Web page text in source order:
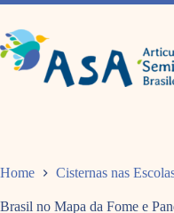
Pular
o
conteúdo
Home Cisternas nas
Brasil no Mapa da Fome e